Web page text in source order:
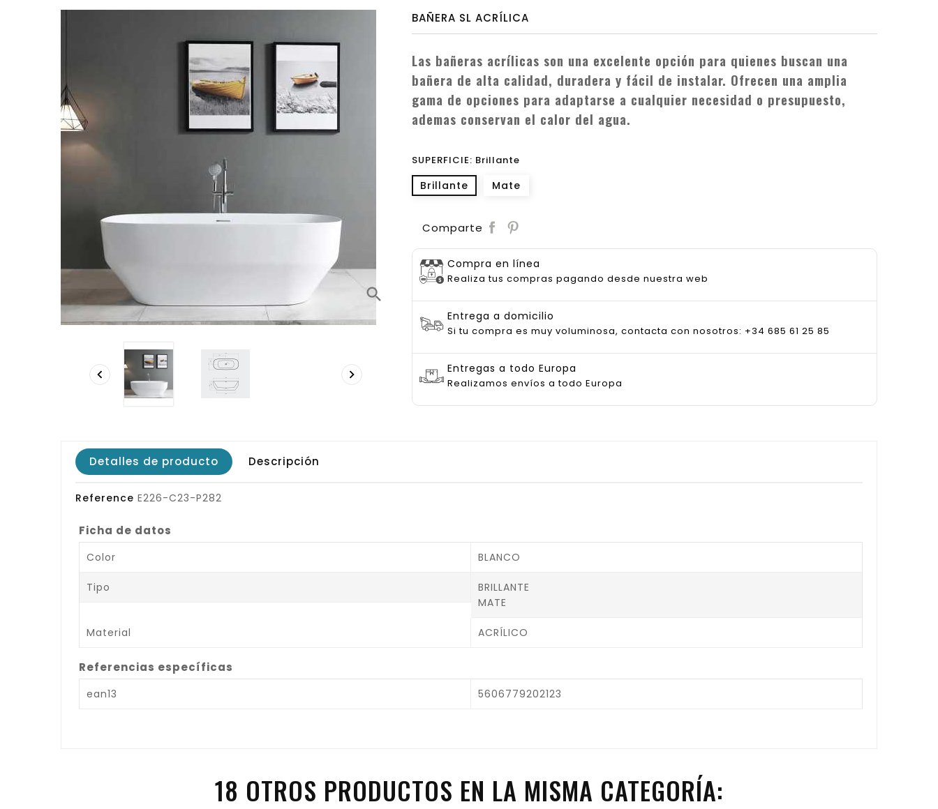
search
 
BAÑERA SL ACRÍLICA
Las bañeras acrílicas son una excelente opción para quienes buscan una
bañera de alta calidad, duradera y fácil de instalar. Ofrecen una amplia
gama de opciones para adaptarse a cualquier necesidad o presupuesto,
ademas conservan el calor del agua.
SUPERFICIE: Brillante
Brillante Mate
Comparte
Compra en línea
Realiza tus compras pagando desde nuestra web
Entrega a domicilio
Si tu compra es muy voluminosa, contacta con nosotros: +34 685 61 25 85
Entregas a todo Europa
Realizamos envíos a todo Europa
Detalles de producto Descripción
Reference E226-C23-P282
Ficha de datos
Color BLANCO
Tipo
BRILLANTE
MATE
Material ACRÍLICO
Referencias específicas
ean13 5606779202123
18 OTROS PRODUCTOS EN LA MISMA CATEGORÍA: